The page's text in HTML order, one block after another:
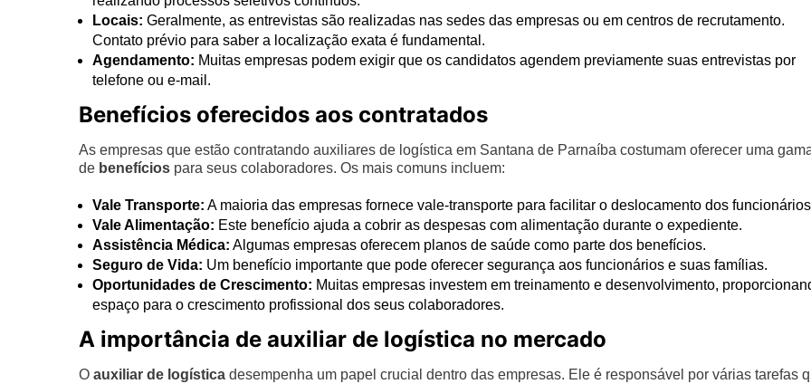
Locais: Geralmente, as entrevistas são realizadas nas sedes das empresas ou em centros de recrutamento.
Contato prévio para saber a localização exata é fundamental.
Agendamento: Muitas empresas podem exigir que os candidatos agendem previamente suas entrevistas por
telefone ou e-mail.
Benefícios oferecidos aos contratados
As empresas que estão contratando auxiliares de logística em Santana de Parnaíba costumam oferecer uma
de benefícios para seus colaboradores. Os mais comuns incluem:
Vale Transporte: A maioria das empresas fornece vale-transporte para facilitar o deslocamento dos
Vale Alimentação: Este benefício ajuda a cobrir as despesas com alimentação durante o expediente.
Assistência Médica: Algumas empresas oferecem planos de saúde como parte dos benefícios.
Seguro de Vida: Um benefício importante que pode oferecer segurança aos funcionários e suas famílias.
Oportunidades de Crescimento: Muitas empresas investem em treinamento e desenvolvimento,
espaço para o crescimento profissional dos seus colaboradores.
A importância de auxiliar de logística no mercado
O auxiliar de logística desempenha um papel crucial dentro das empresas. Ele é responsável por várias tarefas